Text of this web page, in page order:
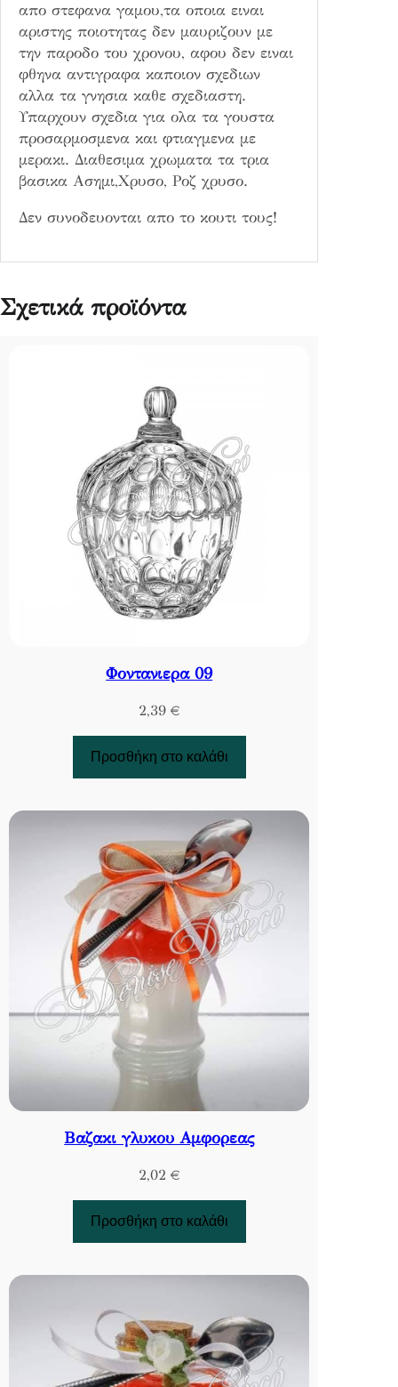
απο στεφανα γαμου,τα οποια ειναι
αριστης ποιοτητας δεν μαυριζουν με
την παροδο του χρονου, αφου δεν ειναι
φθηνα αντιγραφα καποιον σχεδιων
αλλα τα γνησια καθε σχεδιαστη.
Υπαρχουν σχεδια για ολα τα γουστα
προσαρμοσμενα και φτιαγμενα με
μερακι. Διαθεσιμα χρωματα τα τρια
βασικα Ασημι,Χρυσο, Ροζ χρυσο.
Δεν συνοδευονται απο το κουτι τους!
Σχετικά προϊόντα
Φοντανιερα 09
2,39 €
Προσθήκη στο καλάθι
Βαζακι γλυκου Αμφορεας
2,02 €
Προσθήκη στο καλάθι